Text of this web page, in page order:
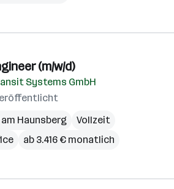
(m/w/d)
Systems GmbH
Haunsberg
Vollzeit
ab 3.416 € monatlich